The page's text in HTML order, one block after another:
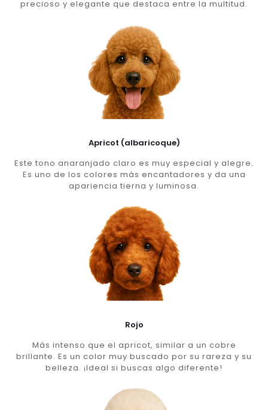
precioso y elegante que destaca entre la multitud.
Apricot (albaricoque)
Este tono anaranjado claro es muy especial y alegre.
Es uno de los colores más encantadores y da una
apariencia tierna y luminosa.
Rojo
Más intenso que el apricot, similar a un cobre
brillante. Es un color muy buscado por su rareza y su
belleza. ¡Ideal si buscas algo diferente!